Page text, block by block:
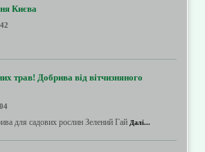
Києва
трав! Добрива від вітчизняного
для садових рослин Зелений Гай Далі...